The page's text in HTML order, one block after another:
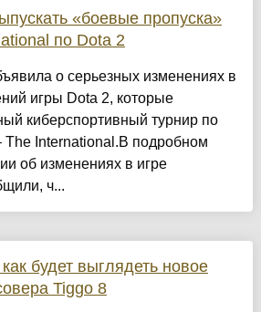
«боевые пропуска»
по Dota 2
о серьезных изменениях в
игры Dota 2, которые
киберспортивный турнир по
The International.В подробном
об изменениях в игре
ч...
будет выглядеть новое
Tiggo 8